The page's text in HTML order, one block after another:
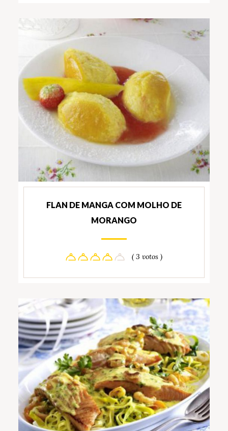
FLAN DE MANGA COM MOLHO DE
MORANGO
( 3 votos )